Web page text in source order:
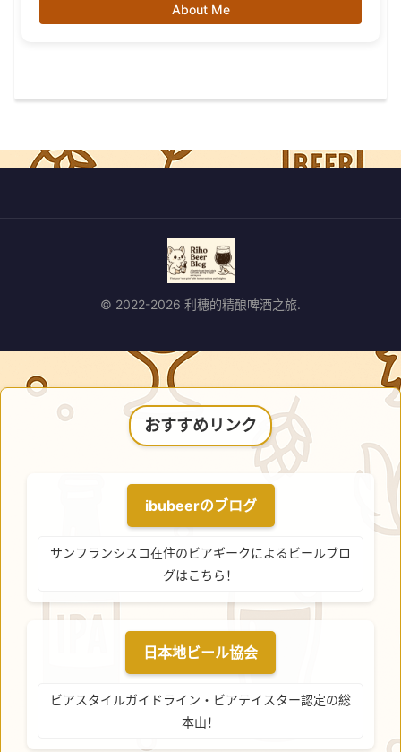
About Me
© 2022-2026 利穗的精酿啤酒之旅.
おすすめリンク
ibubeerのブログ
サンフランシスコ在住のビアギークによるビールブロ
グはこちら！
日本地ビール協会
ビアスタイルガイドライン・ビアテイスター認定の総
本山！